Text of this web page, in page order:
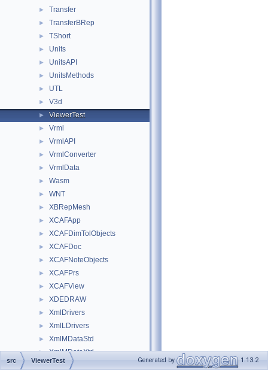
► Transfer
► TransferBRep
► TShort
► Units
► UnitsAPI
► UnitsMethods
► UTL
► V3d
► ViewerTest
► Vrml
► VrmlAPI
► VrmlConverter
► VrmlData
► Wasm
► WNT
► XBRepMesh
► XCAFApp
► XCAFDimTolObjects
► XCAFDoc
► XCAFNoteObjects
► XCAFPrs
► XCAFView
► XDEDRAW
► XmlDrivers
► XmlLDrivers
► XmlMDataStd
► XmlMDataXtd
► XmlMDF
src ViewerTest Generated by 1.13.2